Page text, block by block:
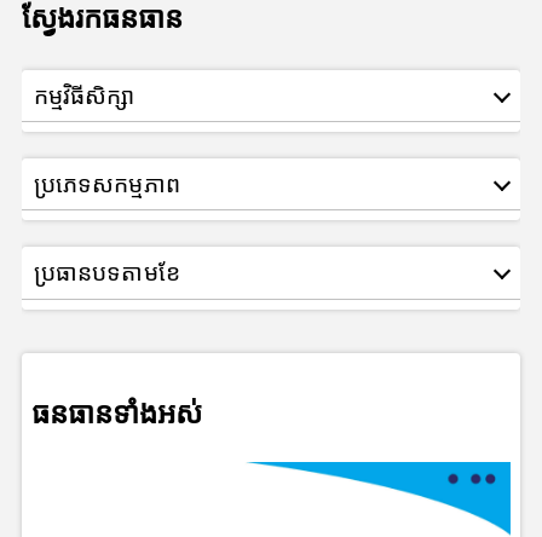
ស្វែងរកធនធាន
កម្មវិធីសិក្សា
ប្រភេទសកម្មភាព
ប្រធានបទតាមខែ
ធនធានទាំងអស់